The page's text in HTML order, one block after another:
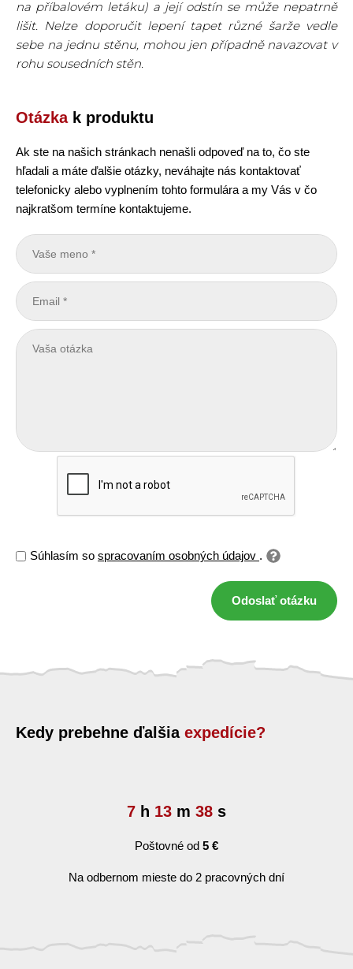
na příbalovém letáku) a její odstín se může nepatrně
lišit. Nelze doporučit lepení tapet různé šarže vedle
sebe na jednu stěnu, mohou jen případně navazovat v
rohu sousedních stěn.
Otázkak produktu
Ak ste na našich stránkach nenašli odpoveď na to, čo ste
hľadali a máte ďalšie otázky, neváhajte nás kontaktovať
telefonicky alebo vyplnením tohto formulára a my Vás v čo
najkratšom termíne kontaktujeme.
Súhlasím so spracovaním osobných údajov .
Odoslať otázku
Kedy prebehne ďalšia expedície?
7 h 13 m 38 s
Poštovné od 5 €
Na odbernom mieste do 2 pracovných dní